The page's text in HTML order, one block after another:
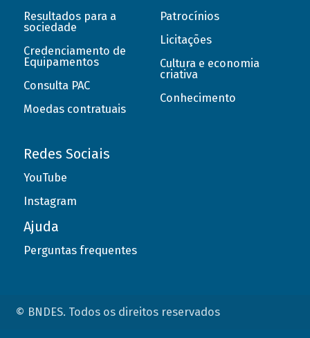
Resultados para a
sociedade
Credenciamento de
Equipamentos
Consulta PAC
Moedas contratuais
Patrocínios
Licitações
Cultura e economia
criativa
Conhecimento
Redes Sociais
YouTube
Instagram
Ajuda
Perguntas frequentes
© BNDES. Todos os direitos reservados